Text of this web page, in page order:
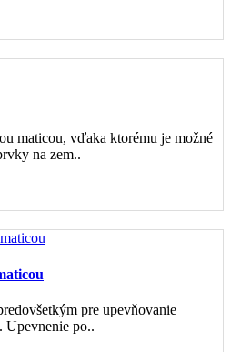
maticou, vďaka ktorému je možné
na zem..
pre upevňovanie
Upevnenie po..